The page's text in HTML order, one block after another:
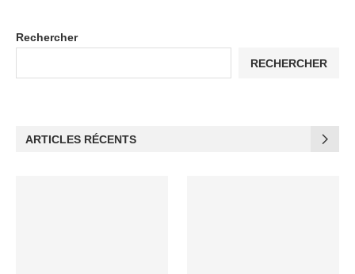
Rechercher
RECHERCHER
ARTICLES RÉCENTS